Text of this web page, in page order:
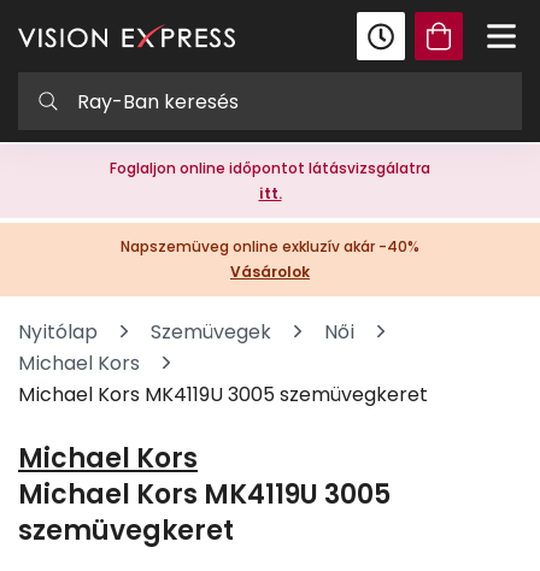
Foglaljon online időpontot látásvizsgálatra
itt.
Napszemüveg online exkluzív akár -40%
Vásárolok
Nyitólap Szemüvegek
Női
Michael Kors
Michael Kors MK4119U 3005 szemüvegkeret
Michael Kors
Michael Kors MK4119U 3005
szemüvegkeret